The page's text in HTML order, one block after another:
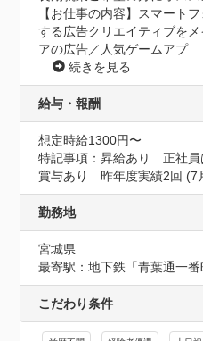
【お仕事の内容】スマート
する広告クリエイティブを
アの広告／人気ゲームアプ
...
続きを見る
給与・報酬
想定時給1300円〜
特記事項：昇給あり　正社員
賞与あり　昨年度実績2回 (7
勤務地
宮城県
最寄駅：地下鉄「青葉通一
こだわり条件